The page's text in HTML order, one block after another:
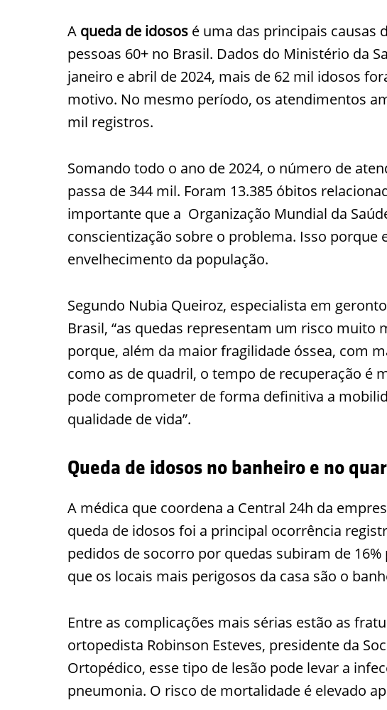
A queda de idosos é uma das principais causas
pessoas 60+ no Brasil. Dados do Ministério da
janeiro e abril de 2024, mais de 62 mil idosos
motivo. No mesmo período, os atendimentos
mil registros.
Somando todo o ano de 2024, o número de
passa de 344 mil. Foram 13.385 óbitos
importante que a Organização Mundial da
conscientização sobre o problema. Isso porque
envelhecimento da população.
Segundo Nubia Queiroz, especialista em
Brasil, “as quedas representam um risco muito
porque, além da maior fragilidade óssea, com
como as de quadril, o tempo de recuperação é
pode comprometer de forma definitiva a
qualidade de vida”.
Queda de idosos no banheiro e no
A médica que coordena a Central 24h da
queda de idosos foi a principal ocorrência
pedidos de socorro por quedas subiram de
que os locais mais perigosos da casa são o
Entre as complicações mais sérias estão as
ortopedista Robinson Esteves, presidente da
Ortopédico, esse tipo de lesão pode levar a
pneumonia. O risco de mortalidade é elevado